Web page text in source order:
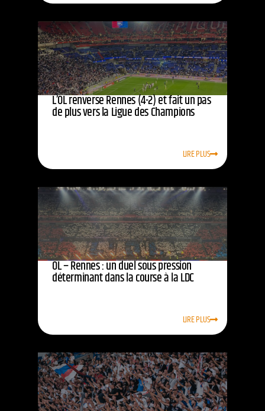
L’OL renverse Rennes (4-2) et fait un pas
de plus vers la Ligue des Champions
LIRE PLUS
OL – Rennes : un duel sous pression
déterminant dans la course à la LDC
LIRE PLUS